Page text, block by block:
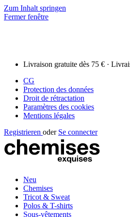
Zum Inhalt springen
Fermer fenêtre
Livraison gratuite dès 75 € ·
CG
Protection des données
Droit de rétractation
Paramètres des cookies
Mentions légales
Registrieren oder Se connecter
Neu
Chemises
Tricot & Sweat
Polos & T-shirts
Sous-vêtements